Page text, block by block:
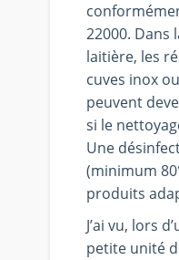
22000.
laitière, les
cuves inox
peuvent
si le
Une
(minimum
produits
J’ai vu, lors
petite unité